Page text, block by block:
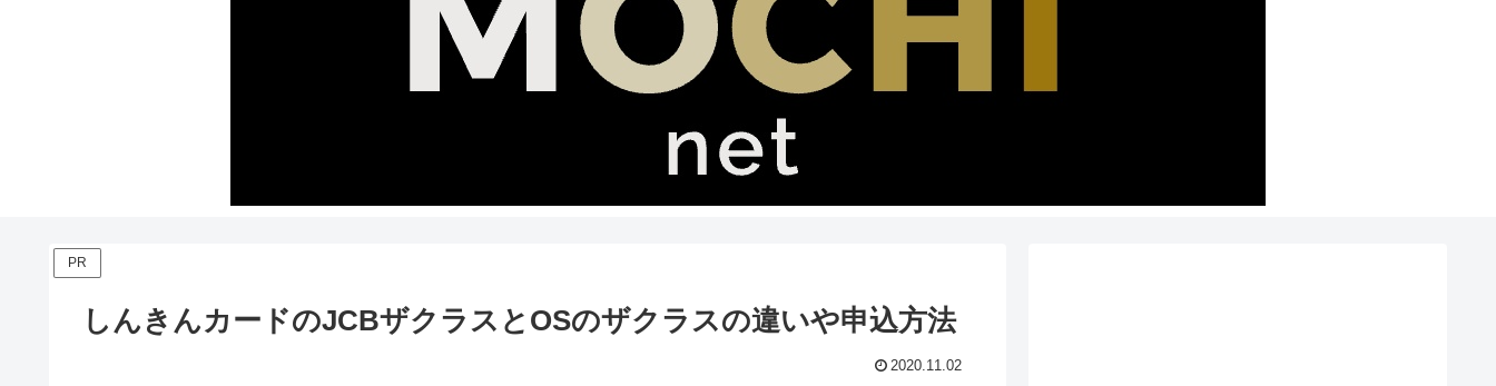
PR
しんきんカードのJCBザクラスとOSのザクラスの違いや申込方法
2020.11.02